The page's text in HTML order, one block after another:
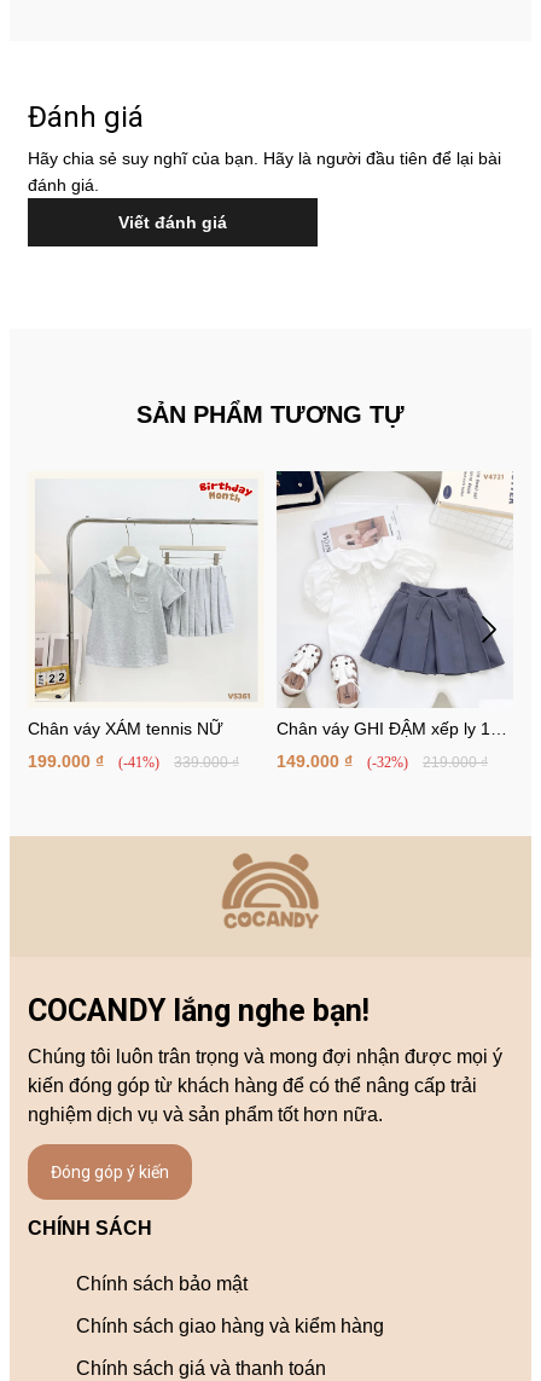
Đánh giá
Hãy chia sẻ suy nghĩ của bạn. Hãy là người đầu tiên để lại bài
đánh giá.
Viết đánh giá
SẢN PHẨM TƯƠNG TỰ
Chân váy XÁM tennis NỮ
199.000 ₫
(-41%) 339.000 ₫
Chân váy GHI ĐẬM xếp ly 1
nơ
149.000 ₫ (-32%) 219.000 ₫
COCANDY lắng nghe bạn!
Chúng tôi luôn trân trọng và mong đợi nhận được mọi ý
kiến đóng góp từ khách hàng để có thể nâng cấp trải
nghiệm dịch vụ và sản phẩm tốt hơn nữa.
Đóng góp ý kiến
CHÍNH SÁCH
Chính sách bảo mật
Chính sách giao hàng và kiểm hàng
Chính sách giá và thanh toán